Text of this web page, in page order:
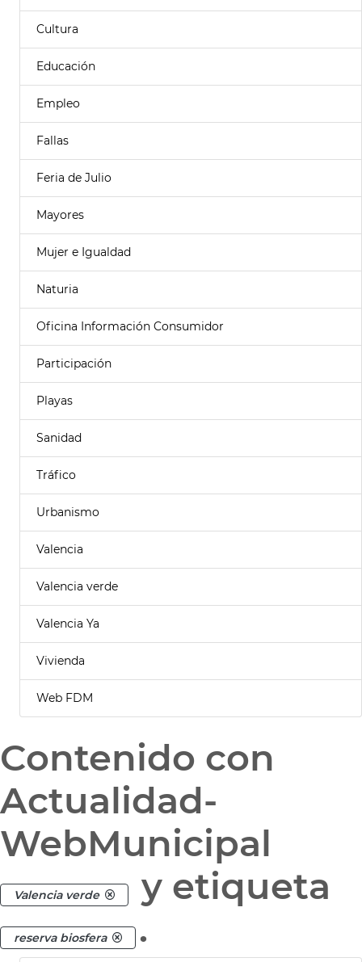
Cultura
Educación
Empleo
Fallas
Feria de Julio
Mayores
Mujer e Igualdad
Naturia
Oficina Información Consumidor
Participación
Playas
Sanidad
Tráfico
Urbanismo
Valencia
Valencia verde
Valencia Ya
Vivienda
Web FDM
Contenido con
Actualidad-
WebMunicipal
Valencia verde y etiqueta
reserva biosfera .